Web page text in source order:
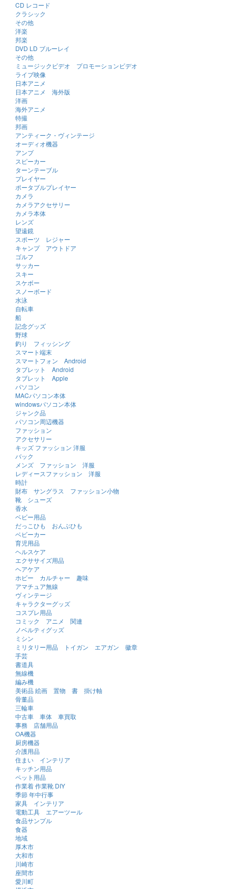
CD レコード
クラシック
その他
洋楽
邦楽
DVD LD ブルーレイ
その他
ミュージックビデオ プロモーションビデオ
ライブ映像
日本アニメ
日本アニメ 海外版
洋画
海外アニメ
特撮
邦画
アンティーク・ヴィンテージ
オーディオ機器
アンプ
スピーカー
ターンテーブル
プレイヤー
ポータブルプレイヤー
カメラ
カメラアクセサリー
カメラ本体
レンズ
望遠鏡
スポーツ レジャー
キャンプ アウトドア
ゴルフ
サッカー
スキー
スケボー
スノーボード
水泳
自転車
船
記念グッズ
野球
釣り フィッシング
スマート端末
スマートフォン Android
タブレット Android
タブレット Apple
パソコン
MACパソコン本体
windowsパソコン本体
ジャンク品
パソコン周辺機器
ファッション
アクセサリー
キッズ ファッション 洋服
バック
メンズ ファッション 洋服
レディースファッション 洋服
時計
財布 サングラス ファッション小物
靴 シューズ
香水
ベビー用品
だっこひも おんぶひも
ベビーカー
育児用品
ヘルスケア
エクササイズ用品
ヘアケア
ホビー カルチャー 趣味
アマチュア無線
ヴィンテージ
キャラクターグッズ
コスプレ用品
コミック アニメ 関連
ノベルティグッズ
ミシン
ミリタリー用品 トイガン エアガン 徽章
手芸
書道具
無線機
編み機
美術品 絵画 置物 書 掛け軸
骨董品
三輪車
中古車 車体 車買取
事務 店舗用品
OA機器
厨房機器
介護用品
住まい インテリア
キッチン用品
ペット用品
作業着 作業靴 DIY
季節 年中行事
家具 インテリア
電動工具 エアーツール
食品サンプル
食器
地域
厚木市
大和市
川崎市
座間市
愛川町